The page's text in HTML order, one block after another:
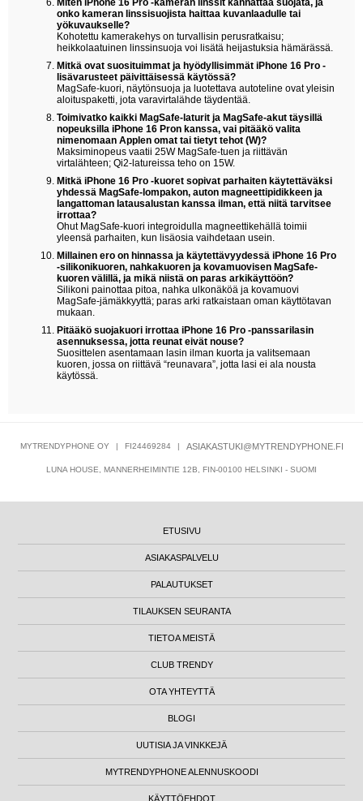
Miten iPhone 16 Pro -kameran linssit kannattaa suojata, ja
onko kameran linssisuojista haittaa kuvanlaadulle tai
yökuvaukselle?
Kohotettu kamerakehys on turvallisin perusratkaisu;
heikkolaatuinen linssinsuoja voi lisätä heijastuksia hämärässä.
Mitkä ovat suosituimmat ja hyödyllisimmät iPhone 16 Pro -
lisävarusteet päivittäisessä käytössä?
MagSafe-kuori, näytönsuoja ja luotettava autoteline ovat yleisin
aloituspaketti, jota varavirtalähde täydentää.
Toimivatko kaikki MagSafe-laturit ja MagSafe-akut täysillä
nopeuksilla iPhone 16 Pron kanssa, vai pitääkö valita
nimenomaan Applen omat tai tietyt tehot (W)?
Maksiminopeus vaatii 25W MagSafe-tuen ja riittävän
virtalähteen; Qi2-latureissa teho on 15W.
Mitkä iPhone 16 Pro -kuoret sopivat parhaiten käytettäväksi
yhdessä MagSafe-lompakon, auton magneettipidikkeen ja
langattoman latausalustan kanssa ilman, että niitä tarvitsee
irrottaa?
Ohut MagSafe-kuori integroidulla magneettikehällä toimii
yleensä parhaiten, kun lisäosia vaihdetaan usein.
Millainen ero on hinnassa ja käytettävyydessä iPhone 16 Pro
-silikonikuoren, nahkakuoren ja kovamuovisen MagSafe-
kuoren välillä, ja mikä niistä on paras arkikäyttöön?
Silikoni painottaa pitoa, nahka ulkonäköä ja kovamuovi
MagSafe-jämäkkyyttä; paras arki ratkaistaan oman käyttötavan
mukaan.
Pitääkö suojakuori irrottaa iPhone 16 Pro -panssarilasin
asennuksessa, jotta reunat eivät nouse?
Suosittelen asentamaan lasin ilman kuorta ja valitsemaan
kuoren, jossa on riittävä “reunavara”, jotta lasi ei ala nousta
käytössä.
MYTRENDYPHONE OY | FI24469284 | ASIAKASTUKI@MYTRENDYPHONE.FI
LUNA HOUSE, MANNERHEIMINTIE 12B, FIN-00100 HELSINKI - SUOMI
ETUSIVU
ASIAKASPALVELU
PALAUTUKSET
TILAUKSEN SEURANTA
TIETOA MEISTÄ
CLUB TRENDY
OTA YHTEYTTÄ
BLOGI
UUTISIA JA VINKKEJÄ
MYTRENDYPHONE ALENNUSKOODI
KÄYTTÖEHDOT